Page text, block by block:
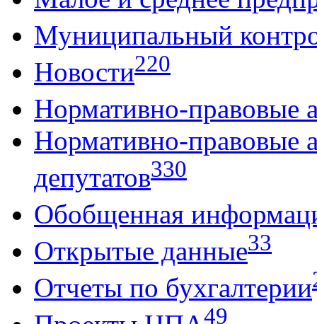
Муниципальный
Новости220
Нормативно-правовые
Нормативно-правовые
депутатов330
Обобщенная
Открытые данные33
Отчеты по бухгалтерии
49